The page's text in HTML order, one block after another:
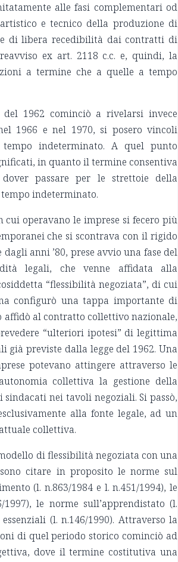
alle fasi complementari od
e tecnico della produzione di
di libera recedibilità dai contratti di
ex art. 2118 c.c. e, quindi, la
a termine che a quelle a tempo
1962 cominciò a rivelarsi invece
1966 e nel 1970, si posero vincoli
indeterminato. A quel punto
in quanto il termine consentiva
passare per le strettoie della
indeterminato.
operavano le imprese si fecero più
che si scontrava con il rigido
anni ’80, prese avvio una fase del
legali, che venne affidata alla
“flessibilità negoziata”, di cui
configurò una tappa importante di
al contratto collettivo nazionale,
“ulteriori ipotesi” di legittima
già previste dalla legge del 1962. Una
potevano attingere attraverso le
collettiva la gestione della
nei tavoli negoziali. Si passò,
alla fonte legale, ad un
collettiva.
di flessibilità negoziata con una
citare in proposito le norme sul
(l. n.863/1984 e l. n.451/1994), le
le norme sull’apprendistato (l.
(l. n.146/1990). Attraverso la
di quel periodo storico cominciò ad
dove il termine costitutiva una